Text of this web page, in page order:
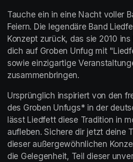
Tauche ein in eine Nacht voller
Feiern. Die legendäre Band
Konzept zurück, das sie 2010 ins
dich auf Groben Unfug mit
sowie einzigartige
zusammenbringen.
Ursprünglich inspiriert von den
des Groben Unfugs* in der
lässt Liedfett diese Tradition in
aufleben. Sichere dir jetzt deine
dieser außergewöhnlichen
die Gelegenheit, Teil dieser